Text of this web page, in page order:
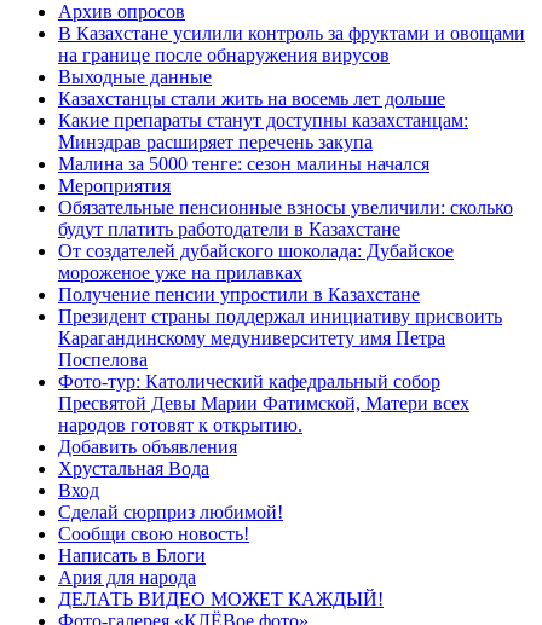
Архив опросов
В Казахстане усилили контроль за фруктами и овощами
на границе после обнаружения вирусов
Выходные данные
Казахстанцы стали жить на восемь лет дольше
Какие препараты станут доступны казахстанцам:
Минздрав расширяет перечень закупа
Малина за 5000 тенге: сезон малины начался
Мероприятия
Обязательные пенсионные взносы увеличили: сколько
будут платить работодатели в Казахстане
От создателей дубайского шоколада: Дубайское
мороженое уже на прилавках
Получение пенсии упростили в Казахстане
Президент страны поддержал инициативу присвоить
Карагандинскому медуниверситету имя Петра
Поспелова
Фото-тур: Католический кафедральный собор
Пресвятой Девы Марии Фатимской, Матери всех
народов готовят к открытию.
Добавить объявления
Хрустальная Вода
Вход
Сделай сюрприз любимой!
Сообщи свою новость!
Написать в Блоги
Ария для народа
ДЕЛАТЬ ВИДЕО МОЖЕТ КАЖДЫЙ!